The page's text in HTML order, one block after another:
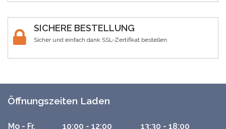
SICHERE BESTELLUNG
Sicher und einfach dank SSL-Zertifikat bestellen.
Öffnungszeiten Laden
Mo - Fr. 10:00 - 12:00
13:30 - 18:00